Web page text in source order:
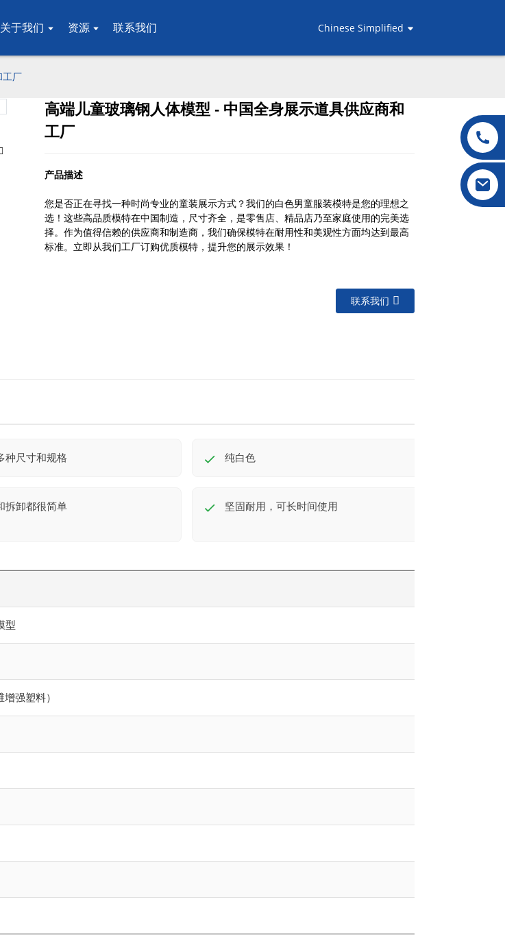
关于我们 资源 联系我们 Chinese Simplified
工厂
Loading...
Loading...
高端儿童玻璃钢人体模型 - 中国全身展示道具供应商和
工厂
产品描述
您是否正在寻找一种时尚专业的童装展示方式？我们的白色男童服装模特是您的理想之
选！这些高品质模特在中国制造，尺寸齐全，是零售店、精品店乃至家庭使用的完美选
择。作为值得信赖的供应商和制造商，我们确保模特在耐用性和美观性方面均达到最高
标准。立即从我们工厂订购优质模特，提升您的展示效果！
联系我们
种尺寸和规格 纯白色
拆卸都很简单 坚固耐用，可长时间使用
型
强塑料）